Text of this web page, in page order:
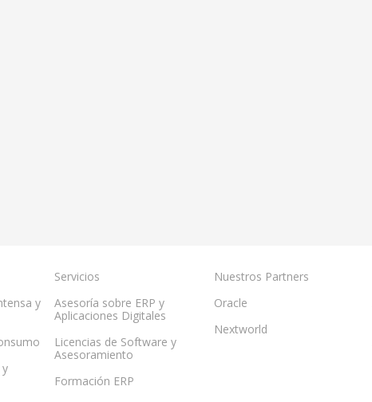
y
Servicios
Asesoría sobre ERP y
Aplicaciones Digitales
Licencias de Software y
Asesoramiento
Formación ERP
Nuestros Partners
Oracle
Nextworld